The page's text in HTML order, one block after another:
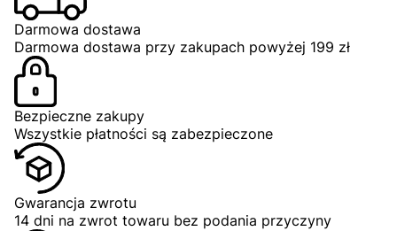
ZOBACZ PRODUKT
S M
Darmowa dostawa
Darmowa dostawa przy zakupach powyżej 199 zł
Bezpieczne zakupy
Wszystkie płatności są zabezpieczone
Gwarancja zwrotu
14 dni na zwrot towaru bez podania przyczyny